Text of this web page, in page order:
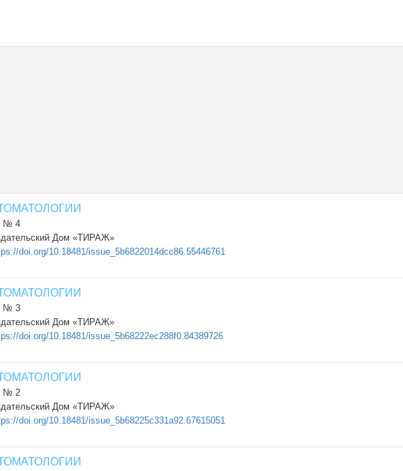
№ 4
Дом «ТИРАЖ»
doi.org/10.18481/issue_5b6822014dcc86.55446761
№ 3
Дом «ТИРАЖ»
doi.org/10.18481/issue_5b68222ec288f0.84389726
№ 2
Дом «ТИРАЖ»
doi.org/10.18481/issue_5b68225c331a92.67615051